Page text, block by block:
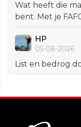
Wat heeft die
bent. Met je
HP
05-08-2026
List en bedrog